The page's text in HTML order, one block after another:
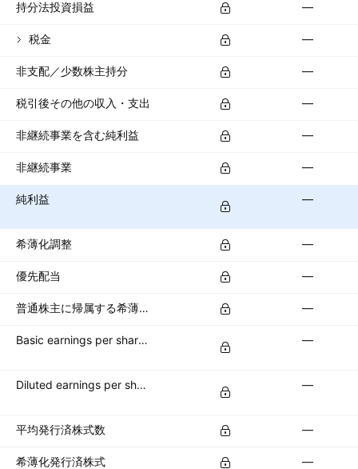
持分法投資損益 —
税金 —
非支配／少数株主持分 —
税引後その他の収入・支出 —
非継続事業を含む純利益 —
非継続事業 —
純利益 —
希薄化調整 —
優先配当 —
普通株主に帰属する希薄化純利益 —
Basic earnings per share (basic EPS) —
Diluted earnings per share (diluted EPS) —
平均発行済株式数 —
希薄化発行済株式 —